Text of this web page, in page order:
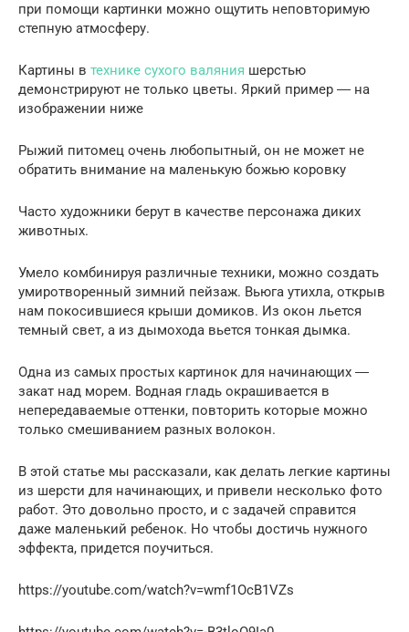
при помощи картинки можно ощутить неповторимую
степную атмосферу.
Картины в технике сухого валяния шерстью
демонстрируют не только цветы. Яркий пример ― на
изображении ниже
Рыжий питомец очень любопытный, он не может не
обратить внимание на маленькую божью коровку
Часто художники берут в качестве персонажа диких
животных.
Умело комбинируя различные техники, можно создать
умиротворенный зимний пейзаж. Вьюга утихла, открыв
нам покосившиеся крыши домиков. Из окон льется
темный свет, а из дымохода вьется тонкая дымка.
Одна из самых простых картинок для начинающих ―
закат над морем. Водная гладь окрашивается в
непередаваемые оттенки, повторить которые можно
только смешиванием разных волокон.
В этой статье мы рассказали, как делать легкие картины
из шерсти для начинающих, и привели несколько фото
работ. Это довольно просто, и с задачей справится
даже маленький ребенок. Но чтобы достичь нужного
эффекта, придется поучиться.
https://youtube.com/watch?v=wmf1OcB1VZs